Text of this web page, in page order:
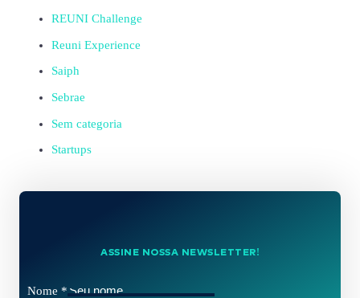
REUNI Challenge
Reuni Experience
Saiph
Sebrae
Sem categoria
Startups
ASSINE NOSSA NEWSLETTER!
Nome *